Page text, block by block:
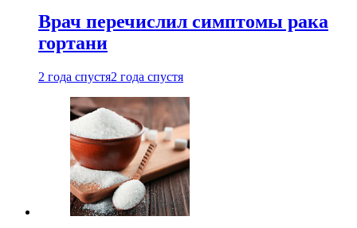
Врач перечислил симптомы рака
гортани
2 года спустя2 года спустя